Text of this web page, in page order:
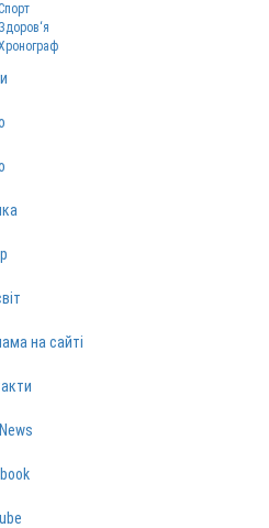
Спорт
Здоров‘я
на сайті